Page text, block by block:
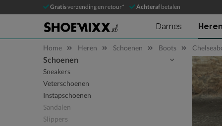
Gratisverzending en retour* Achteraf betalen
Dames Heren
Home Heren Schoenen Boots
Sla categorieën over
Schoenen
Sneakers
Veterschoenen
Instapschoenen
Sandalen
Slippers